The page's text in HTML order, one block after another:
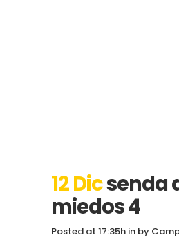
12 Dicsenda
miedos 4
Posted at 17:35h in by